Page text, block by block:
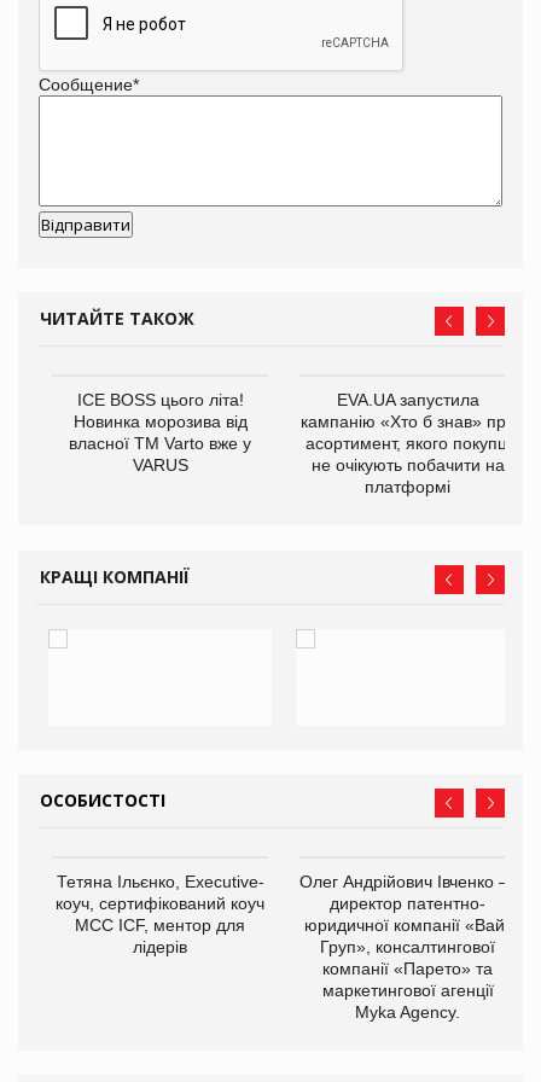
Сообщение*
ЧИТАЙТЕ ТАКОЖ
ICE BOSS цього літа!
Новинка морозива від
власної ТМ Varto вже у
VARUS
EVA.UA запустила
кампанію «Хто б знав» про
асортимент, якого покупці
не очікують побачити на
платформі
КРАЩІ КОМПАНІЇ
ОСОБИСТОСТІ
Тетяна Ільєнко, Executive-
коуч, сертифікований коуч
МСС ICF, ментор для
лідерів
Олег Андрійович Івченко —
директор патентно-
юридичної компанії «Вайз
Груп», консалтингової
компанії «Парето» та
маркетингової агенції
Myka Agency.